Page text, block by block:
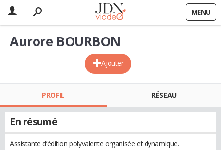
MENU
Ajouter
Aurore BOURBON
PROFIL RÉSEAU
En résumé
Assistante d’édition polyvalente organisée et dynamique.